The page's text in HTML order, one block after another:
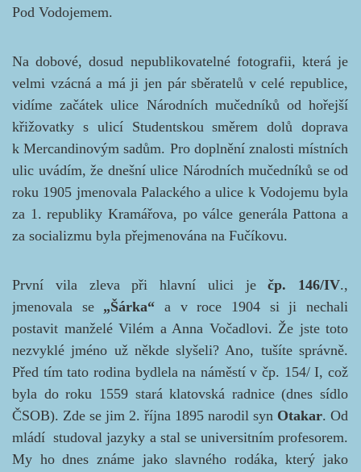
Pod Vodojemem.
Na dobové, dosud nepublikovatelné fotografii, která je
velmi vzácná a má ji jen pár sběratelů v celé republice,
vidíme začátek ulice Národních mučedníků od hořejší
křižovatky s ulicí Studentskou směrem dolů doprava
k Mercandinovým sadům. Pro doplnění znalosti místních
ulic uvádím, že dnešní ulice Národních mučedníků se od
roku 1905 jmenovala Palackého a ulice k Vodojemu byla
za 1. republiky Kramářova, po válce generála Pattona a
za socializmu byla přejmenována na Fučíkovu.
První vila zleva při hlavní ulici ječp. 146/IV.,
jmenovala se „Šárka“ a v roce 1904 si ji nechali
postavit manželé Vilém a Anna Vočadlovi. Že jste toto
nezvyklé jméno už někde slyšeli? Ano, tušíte správně.
Před tím tato rodina bydlela na náměstí v čp. 154/ I, což
byla do roku 1559 stará klatovská radnice (dnes sídlo
ČSOB). Zde se jim 2. října 1895 narodil syn Otakar. Od
mládí studoval jazyky a stal se universitním profesorem.
My ho dnes známe jako slavného rodáka, který jako